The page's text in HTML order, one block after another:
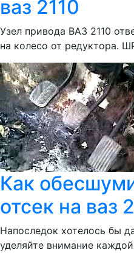
ваз 2110
Узел привода ВАЗ 2110
на колесо от редуктора.
Как
отсек на ваз
Напоследок хотелось бы
уделяйте внимание